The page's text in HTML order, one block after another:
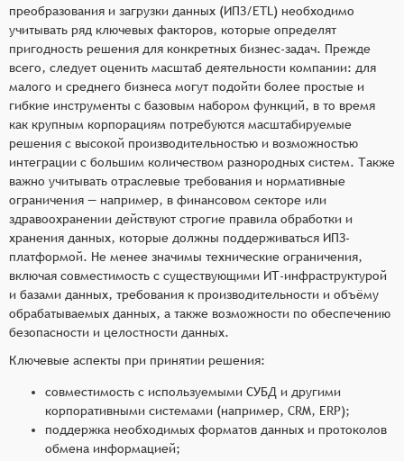
преобразования и загрузки данных (ИПЗ/ETL) необходимо
учитывать ряд ключевых факторов, которые определят
пригодность решения для конкретных бизнес-задач. Прежде
всего, следует оценить масштаб деятельности компании: для
малого и среднего бизнеса могут подойти более простые и
гибкие инструменты с базовым набором функций, в то время
как крупным корпорациям потребуются масштабируемые
решения с высокой производительностью и возможностью
интеграции с большим количеством разнородных систем. Также
важно учитывать отраслевые требования и нормативные
ограничения — например, в финансовом секторе или
здравоохранении действуют строгие правила обработки и
хранения данных, которые должны поддерживаться ИПЗ-
платформой. Не менее значимы технические ограничения,
включая совместимость с существующими ИТ-инфраструктурой
и базами данных, требования к производительности и объёму
обрабатываемых данных, а также возможности по обеспечению
безопасности и целостности данных.
Ключевые аспекты при принятии решения:
совместимость с используемыми СУБД и другими
корпоративными системами (например, CRM, ERP);
поддержка необходимых форматов данных и протоколов
обмена информацией;